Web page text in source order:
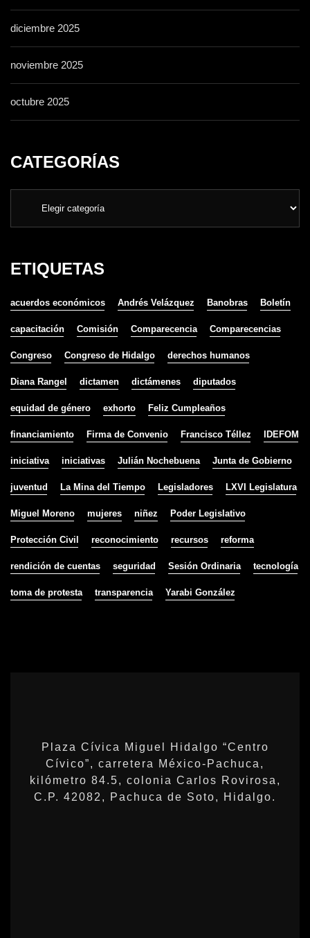
diciembre 2025
noviembre 2025
octubre 2025
CATEGORÍAS
ETIQUETAS
acuerdos económicos Andrés Velázquez Banobras Boletín
capacitación Comisión Comparecencia Comparecencias
Congreso Congreso de Hidalgo derechos humanos
Diana Rangel dictamen dictámenes diputados
equidad de género exhorto Feliz Cumpleaños
financiamiento Firma de Convenio Francisco Téllez IDEFOM
iniciativa iniciativas Julián Nochebuena Junta de Gobierno
juventud La Mina del Tiempo Legisladores LXVI Legislatura
Miguel Moreno mujeres niñez Poder Legislativo
Protección Civil reconocimiento recursos reforma
rendición de cuentas seguridad Sesión Ordinaria tecnología
toma de protesta transparencia Yarabi González
Plaza Cívica Miguel Hidalgo “Centro
Cívico”, carretera México-Pachuca,
kilómetro 84.5, colonia Carlos Rovirosa,
C.P. 42082, Pachuca de Soto, Hidalgo.